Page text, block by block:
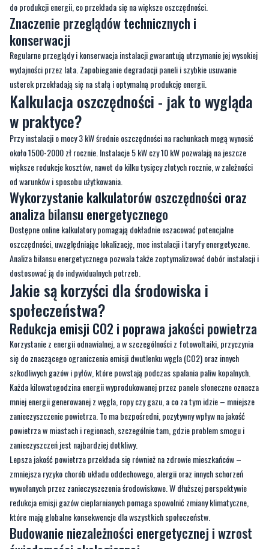
do produkcji energii, co przekłada się na większe oszczędności.
Znaczenie przeglądów technicznych i
konserwacji
Regularne przeglądy i konserwacja instalacji gwarantują utrzymanie jej wysokiej
wydajności przez lata. Zapobieganie degradacji paneli i szybkie usuwanie
usterek przekładają się na stałą i optymalną produkcję energii.
Kalkulacja oszczędności - jak to wygląda
w praktyce?
Przy instalacji o mocy 3 kW średnie oszczędności na rachunkach mogą wynosić
około 1500-2000 zł rocznie. Instalacje 5 kW czy 10 kW pozwalają na jeszcze
większe redukcje kosztów, nawet do kilku tysięcy złotych rocznie, w zależności
od warunków i sposobu użytkowania.
Wykorzystanie kalkulatorów oszczędności oraz
analiza bilansu energetycznego
Dostępne online kalkulatory pomagają dokładnie oszacować potencjalne
oszczędności, uwzględniając lokalizację, moc instalacji i taryfy energetyczne.
Analiza bilansu energetycznego pozwala także zoptymalizować dobór instalacji i
dostosować ją do indywidualnych potrzeb.
Jakie są korzyści dla środowiska i
społeczeństwa?
Redukcja emisji CO2 i poprawa jakości powietrza
Korzystanie z energii odnawialnej, a w szczególności z fotowoltaiki, przyczynia
się do znaczącego ograniczenia emisji dwutlenku węgla (CO2) oraz innych
szkodliwych gazów i pyłów, które powstają podczas spalania paliw kopalnych.
Każda kilowatogodzina energii wyprodukowanej przez panele słoneczne oznacza
mniej energii generowanej z węgla, ropy czy gazu, a co za tym idzie – mniejsze
zanieczyszczenie powietrza. To ma bezpośredni, pozytywny wpływ na jakość
powietrza w miastach i regionach, szczególnie tam, gdzie problem smogu i
zanieczyszczeń jest najbardziej dotkliwy.
Lepsza jakość powietrza przekłada się również na zdrowie mieszkańców –
zmniejsza ryzyko chorób układu oddechowego, alergii oraz innych schorzeń
wywołanych przez zanieczyszczenia środowiskowe. W dłuższej perspektywie
redukcja emisji gazów cieplarnianych pomaga spowolnić zmiany klimatyczne,
które mają globalne konsekwencje dla wszystkich społeczeństw.
Budowanie niezależności energetycznej i wzrost